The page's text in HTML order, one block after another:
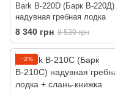
Bark B-220D (Барк В-220Д)
надувная гребная лодка
8 340 грн 8 530 грн
−2%